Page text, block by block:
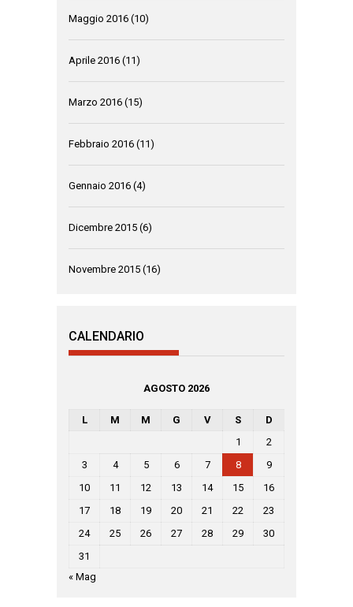
Maggio 2016 (10)
Aprile 2016 (11)
Marzo 2016 (15)
Febbraio 2016 (11)
Gennaio 2016 (4)
Dicembre 2015 (6)
Novembre 2015 (16)
CALENDARIO
AGOSTO 2026
L M M G V S
D
1
2
3
4 5 6 7 8
9
10
11 12 13 14 15
16
17
18 19 20 21 22
23
24
25 26 27 28 29
30
31
« Mag